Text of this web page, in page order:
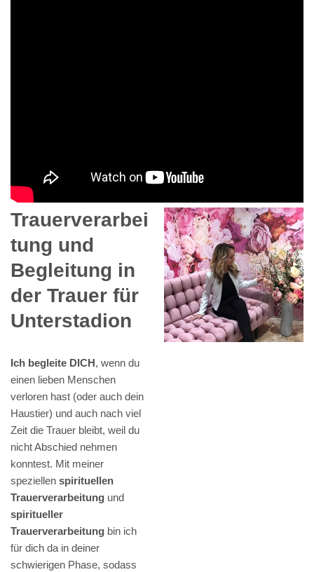
Trauerverarbei
tung und
Begleitung in
der Trauer für
Unterstadion
Ich begleite DICH, wenn du
einen lieben Menschen
verloren hast (oder auch dein
Haustier) und auch nach viel
Zeit die Trauer bleibt, weil du
nicht Abschied nehmen
konntest. Mit meiner
speziellen spirituellen
Trauerverarbeitung und
spiritueller
Trauerverarbeitung bin ich
für dich da in deiner
schwierigen Phase, sodass